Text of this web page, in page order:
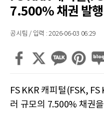
7.500% 채권 발행
공시팀 / 입력 : 2026-06-03 06:29
FS KKR 캐피털(FSK,
러 규모의 7.500% 채권